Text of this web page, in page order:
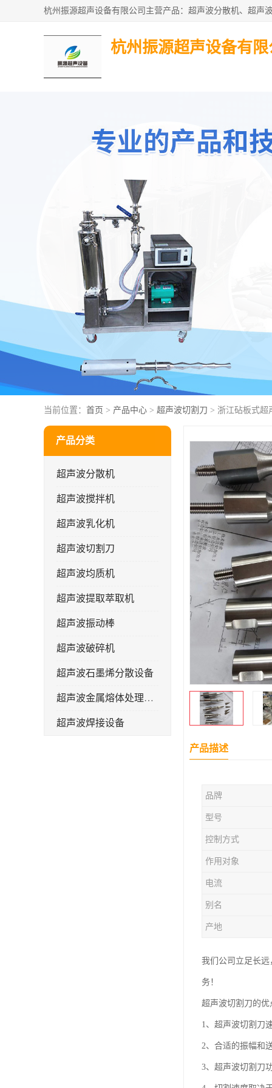
杭州振源超声设备有限
当前位置： 首页 > 产品中心 > 超声波切割刀 > 浙江砧板式超
产品分类
超声波分散机
超声波搅拌机
超声波乳化机
超声波切割刀
超声波均质机
超声波提取萃取机
超声波振动棒
超声波破碎机
超声波石墨烯分散设备
超声波金属熔体处理设备
超声波焊接设备
产品描述
品牌
型号
控制方式
作用对象
电流
别名
产地
我们公司立足长
务！
超声波切割刀的优
1、超声波切割刀
2、合适的振幅和
3、超声波切割刀